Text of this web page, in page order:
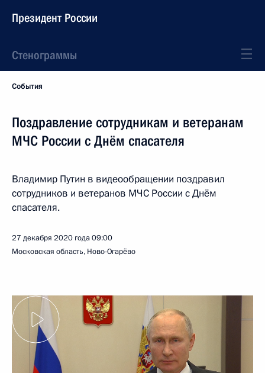
Президент России
Стенограммы
События
Поздравление сотрудникам и ветеранам
МЧС России с Днём спасателя
Владимир Путин в видеообращении поздравил
сотрудников и ветеранов МЧС России с Днём
спасателя.
27 декабря 2020 года09:00
Московская область, Ново-Огарёво